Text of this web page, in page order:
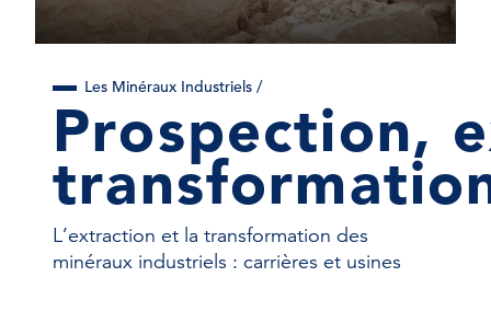
Les Minéraux Industriels /
Prospection,
L’extraction et la transformation des
minéraux industriels : carrières et usines